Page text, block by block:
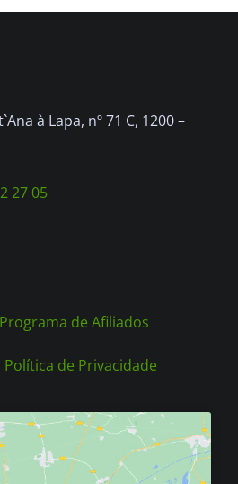
à Lapa, nº 71 C, 1200 –
27 05
Programa de Afiliados
Política de Privacidade